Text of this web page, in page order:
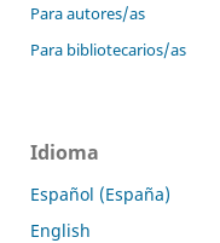
Para autores/as
Para bibliotecarios/as
Idioma
Español (España)
English